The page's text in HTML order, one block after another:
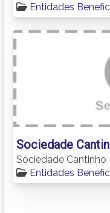
Entidades
Sociedade
Sociedade Cantinho
Entidades